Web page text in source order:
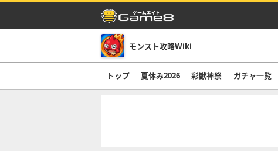
モンスト攻略Wiki
トップ 夏休み2026 彩獣神祭 ガチャ一覧